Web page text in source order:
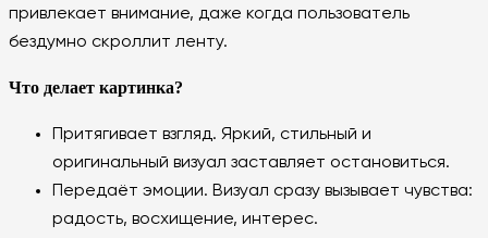
привлекает внимание, даже когда пользователь
бездумно скроллит ленту.
Что делает картинка?
Притягивает взгляд. Яркий, стильный и
оригинальный визуал заставляет остановиться.
Передаёт эмоции. Визуал сразу вызывает чувства:
радость, восхищение, интерес.